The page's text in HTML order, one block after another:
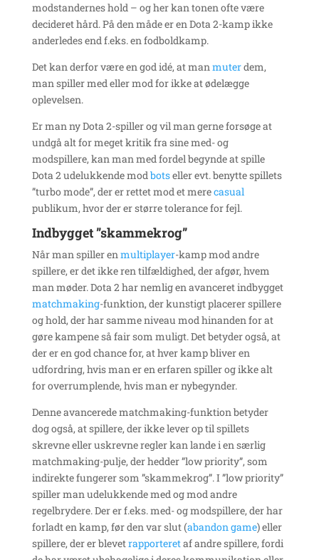
modstandernes hold – og her kan tonen ofte være
decideret hård. På den måde er en Dota 2-kamp ikke
anderledes end f.eks. en fodboldkamp.
Det kan derfor være en god idé, at manmuterdem,
man spiller med eller mod for ikke at ødelægge
oplevelsen.
Er man ny Dota 2-spiller og vil man gerne forsøge at
undgå alt for meget kritik fra sine med- og
modspillere, kan man med fordel begynde at spille
Dota 2 udelukkende modbotseller evt. benytte spillets
”turbo mode”, der er rettet mod et merecasual
publikum, hvor der er større tolerance for fejl.
Indbygget ”skammekrog”
Når man spiller enmultiplayer-kamp mod andre
spillere, er det ikke ren tilfældighed, der afgør, hvem
man møder. Dota 2 har nemlig en avanceret indbygget
matchmaking-funktion, der kunstigt placerer spillere
og hold, der har samme niveau mod hinanden for at
gøre kampene så fair som muligt. Det betyder også, at
der er en god chance for, at hver kamp bliver en
udfordring, hvis man er en erfaren spiller og ikke alt
for overrumplende, hvis man er nybegynder.
Denne avancerede matchmaking-funktion betyder
dog også, at spillere, der ikke lever op til spillets
skrevne eller uskrevne regler kan lande i en særlig
matchmaking-pulje, der hedder ”low priority”, som
indirekte fungerer som ”skammekrog”. I ”low priority”
spiller man udelukkende med og mod andre
regelbrydere. Der er f.eks. med- og modspillere, der har
forladt en kamp, før den var slut (abandon game) eller
spillere, der er blevetrapporteretaf andre spillere, fordi